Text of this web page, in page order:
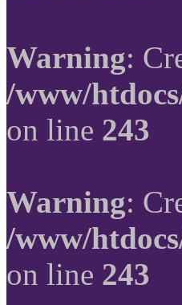
Warning:
/www/
on line 243
Warning:
/www/
on line 243